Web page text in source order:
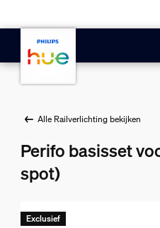
Alle Railverlichting bekijken
Perifo basisset
spot)
Exclusief